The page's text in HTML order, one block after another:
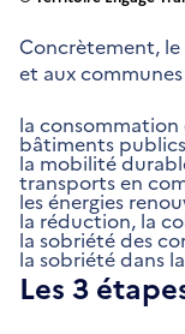
Concrètement, le
et aux
la consommation
bâtiments
la mobilité
transports en
les énergies
la réduction, la
la sobriété des
la sobriété dans
Les 3